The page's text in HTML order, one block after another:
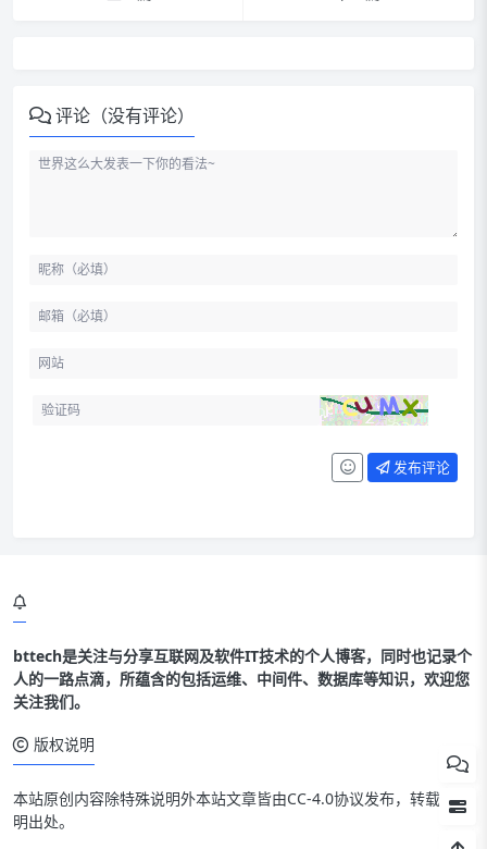
评论（没有评论）
发布评论
bttech是关注与分享互联网及软件IT技术的个人博客，同时也记录个
人的一路点滴，所蕴含的包括运维、中间件、数据库等知识，欢迎您
关注我们。
版权说明
本站原创内容除特殊说明外本站文章皆由CC-4.0协议发布，转载请注
明出处。